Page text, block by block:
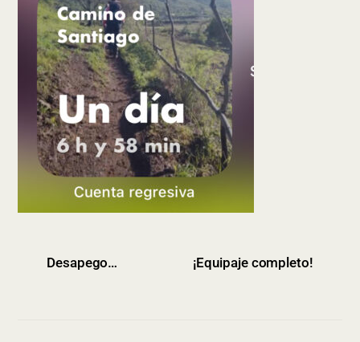
Desapego… ¡Equipaje completo!